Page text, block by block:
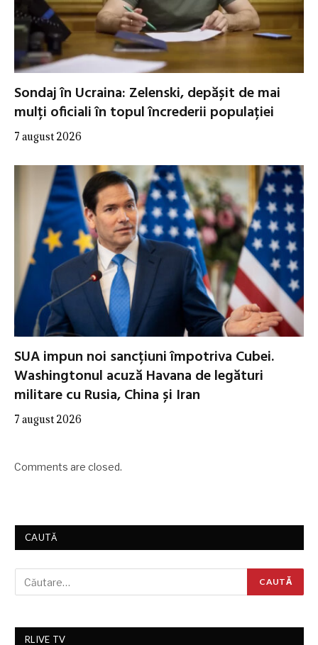
Sondaj în Ucraina: Zelenski, depășit de mai
mulți oficiali în topul încrederii populației
7 august 2026
SUA impun noi sancțiuni împotriva Cubei.
Washingtonul acuză Havana de legături
militare cu Rusia, China și Iran
7 august 2026
Comments are closed.
CAUTĂ
RLIVE TV